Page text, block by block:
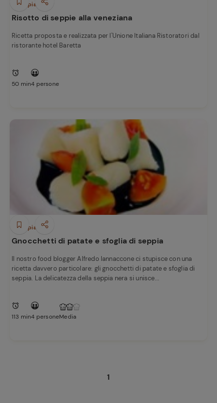
Primi piatti
Risotto di seppie alla veneziana
Ricetta proposta e realizzata per l'Unione Italiana Ristoratori dal
ristorante hotel Baretta
50 min4 persone
Primi piatti
Gnocchetti di patate e sfoglia di seppia
Il nostro food blogger Alfredo Iannaccone ci stupisce con una
ricetta davvero particolare: gli gnocchetti di patate e sfoglia di
seppia. La delicatezza della seppia nera si unisce...
113 min4 personeMedia
1